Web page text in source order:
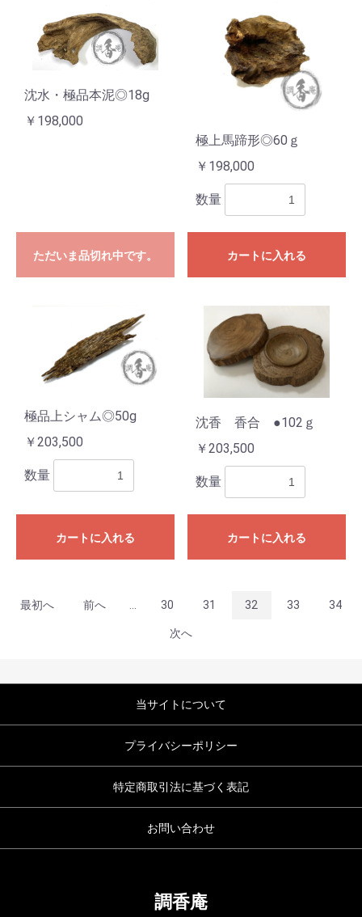
沈水・極品本泥◎18g
￥198,000
ただいま品切れ中です。
極上馬蹄形◎60ｇ
￥198,000
数量
カートに入れる
極品上シャム◎50g
￥203,500
数量
カートに入れる
沈香 香合 ●102ｇ
￥203,500
数量
カートに入れる
最初へ 前へ 30 31 32 33 34
次へ
当サイトについて
プライバシーポリシー
特定商取引法に基づく表記
お問い合わせ
調香庵